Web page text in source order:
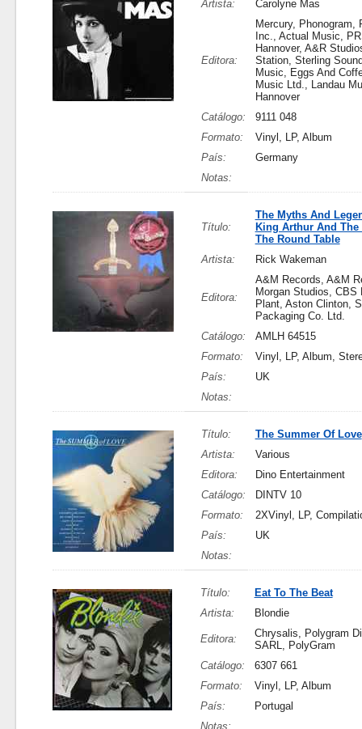
Artista: Carolyne Mas
Editora:
Mercury, Phonogram,
Inc., Actual Music,
Hannover, A&R
Station, Sterling
Music, Eggs And
Music Ltd., Landau
Hannover
Catálogo:
9111 048
Formato:
Vinyl, LP, Album
País:
Germany
Notas:
Título:
The Myths And
King Arthur And
The Round Table
Artista:
Rick Wakeman
Editora:
A&M Records, A&M
Morgan Studios, CBS
Plant, Aston Clinton,
Packaging Co. Ltd.
Catálogo:
AMLH 64515
Formato:
Vinyl, LP, Album,
País:
UK
Notas:
Título:
The Summer Of Love
Artista:
Various
Editora:
Dino Entertainment
Catálogo:
DINTV 10
Formato:
2XVinyl, LP,
País:
UK
Notas:
Título:
Eat To The Beat
Artista:
Blondie
Editora:
Chrysalis, Polygram
SARL, PolyGram
Catálogo:
6307 661
Formato:
Vinyl, LP, Album
País:
Portugal
Notas: